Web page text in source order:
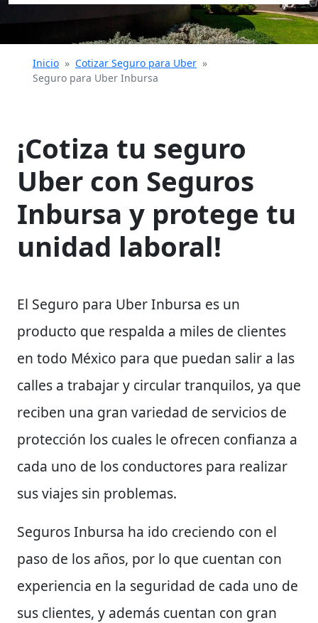
Inicio » Cotizar Seguro para Uber »
Seguro para Uber Inbursa
¡Cotiza tu seguro
Uber con Seguros
Inbursa y protege tu
unidad laboral!
El Seguro para Uber Inbursa es un
producto que respalda a miles de clientes
en todo México para que puedan salir a las
calles a trabajar y circular tranquilos, ya que
reciben una gran variedad de servicios de
protección los cuales le ofrecen confianza a
cada uno de los conductores para realizar
sus viajes sin problemas.
Seguros Inbursa ha ido creciendo con el
paso de los años, por lo que cuentan con
experiencia en la seguridad de cada uno de
sus clientes, y además cuentan con gran